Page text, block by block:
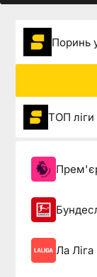
Поринь
ТОП ліги
Ла Ліга